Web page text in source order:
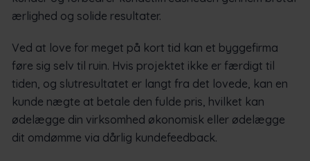
ærlighed og solide resultater.
Ved at love for meget på kort tid kan et byggefirma
føre sig selv til ruin. Hvis projektet ikke er færdigt til
tiden, og slutresultatet er langt fra det lovede, kan en
kunde nægte at betale den fulde pris, hvilket kan
ødelægge din virksomhed økonomisk eller ødelægge
dit omdømme via dårlig kundefeedback.